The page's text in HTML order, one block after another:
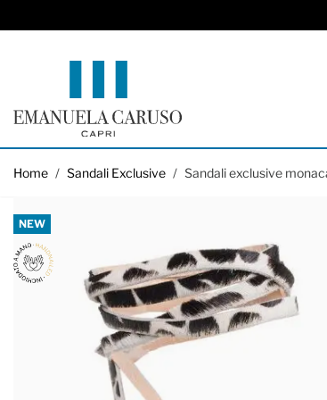
Home / Sandali Exclusive / Sandali exclusive
NEW